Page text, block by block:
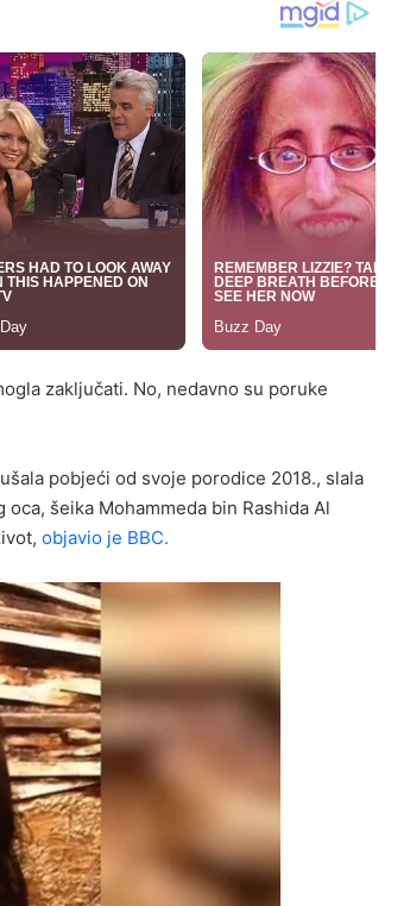
zaključati. No, nedavno su poruke
pobjeći od svoje porodice 2018., slala
šeika Mohammeda bin Rashida Al
objavio je BBC.